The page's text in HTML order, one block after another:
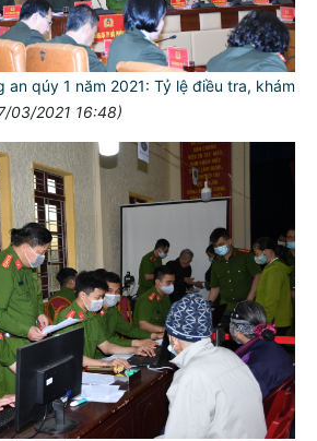
an qúy 1 năm 2021: Tỷ lệ điều tra, khám
03/2021 16:48)